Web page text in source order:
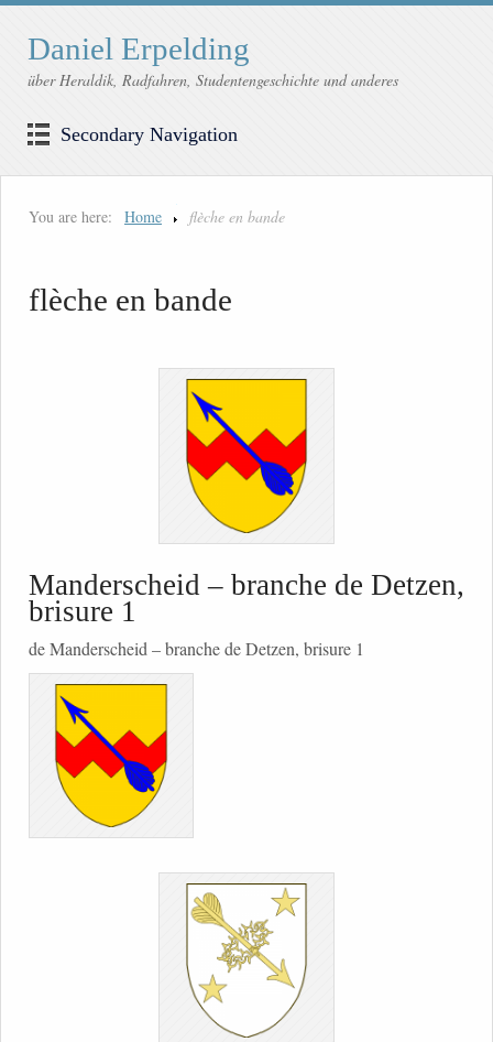
Daniel Erpelding
über Heraldik, Radfahren, Studentengeschichte und anderes
Secondary Navigation
You are here: Home flèche en bande
flèche en bande
Manderscheid – branche de Detzen,
brisure 1
de Manderscheid – branche de Detzen, brisure 1